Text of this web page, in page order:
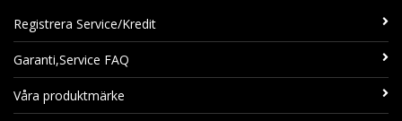
Registrera Service/Kredit
Garanti,Service FAQ
Våra produktmärke